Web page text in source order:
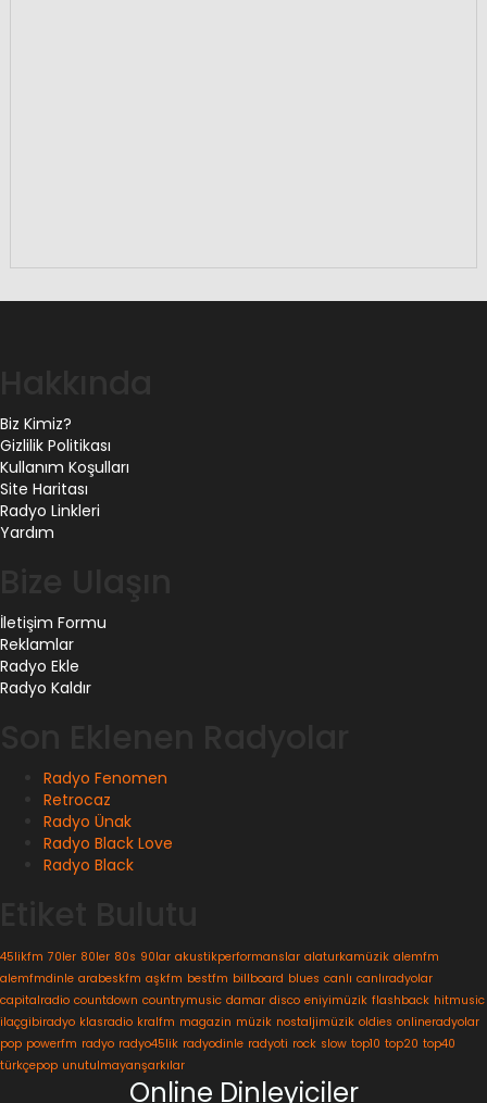
Biz Kimiz?
Gizlilik Politikası
Kullanım Koşulları
Site Haritası
Radyo Linkleri
Yardım
İletişim Formu
Reklamlar
Radyo Ekle
Radyo Kaldır
Radyo Fenomen
Retrocaz
Radyo Ünak
Radyo Black Love
Radyo Black
45likfm 70ler 80ler 80s 90lar akustikperformanslar alaturkamüzik alemfm
alemfmdinle arabeskfm aşkfm bestfm billboard blues canlı canlıradyolar
capitalradio countdown countrymusic damar disco eniyimüzik flashback hitmusic
ilaçgibiradyo klasradio kralfm magazin müzik nostaljimüzik oldies onlineradyolar
pop powerfm radyo radyo45lik radyodinle radyoti rock slow top10 top20 top40
türkçepop unutulmayanşarkılar
Online Dinleyiciler